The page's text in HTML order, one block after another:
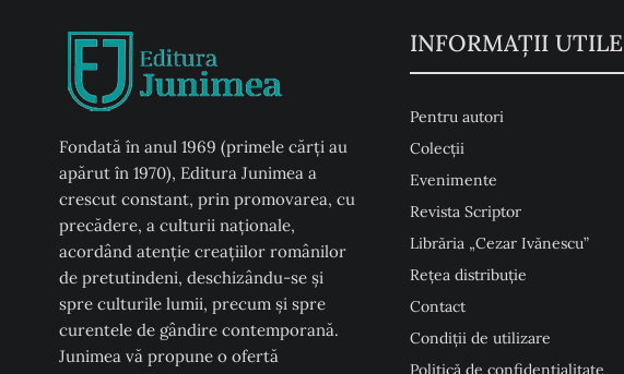
Fondată în anul 1969 (primele cărți au
apărut în 1970), Editura Junimea a
crescut constant, prin promovarea, cu
precădere, a culturii naţionale,
acordând atenţie creaţiilor românilor
de pretutindeni, deschizându-se şi
spre culturile lumii, precum şi spre
curentele de gândire contemporană.
Junimea vă propune o ofertă
INFORMAŢII UTILE
Pentru autori
Colecţii
Evenimente
Revista Scriptor
Librăria „Cezar Ivănescu”
Rețea distribuție
Contact
Condiţii de utilizare
Politică de confidențialitate